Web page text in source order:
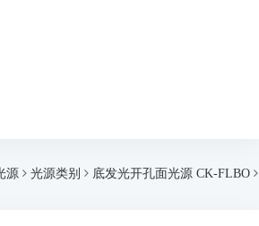
源 光源类别
底发光开孔面光源 CK-FLBO